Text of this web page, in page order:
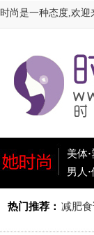
时尚是一种态度,欢迎
美体·
男人 ·